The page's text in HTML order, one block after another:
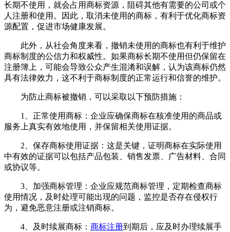
长期不使用，就会占用商标资源，阻碍其他有需要的公司或个
人注册和使用。因此，取消未使用的商标，有利于优化商标资
源配置，促进市场健康发展。
此外，从社会角度来看，撤销未使用的商标也有利于维护
商标制度的公信力和权威性。如果商标长期不使用但仍保留在
注册簿上，可能会导致公众产生混淆和误解，认为该商标仍然
具有法律效力，这不利于商标制度的正常运行和信誉的维护。
为防止商标被撤销，可以采取以下预防措施：
1、正常使用商标：企业应确保商标在核准使用的商品或
服务上真实有效地使用，并保留相关使用证据。
2、保存商标使用证据：这是关键，证明商标在实际使用
中有效的证据可以包括产品包装、销售发票、广告材料、合同
或协议等。
3、加强商标管理：企业应规范商标管理，定期检查商标
使用情况，及时处理可能出现的问题，监控是否存在侵权行
为，避免恶意注册或注销商标。
4、及时续展商标： 商标注册到期后，应及时办理续展手